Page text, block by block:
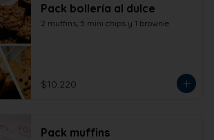
Pack bollería al dulce
2 muffins, 5 mini chips y 1 brownie
$10.220
Pack muffins